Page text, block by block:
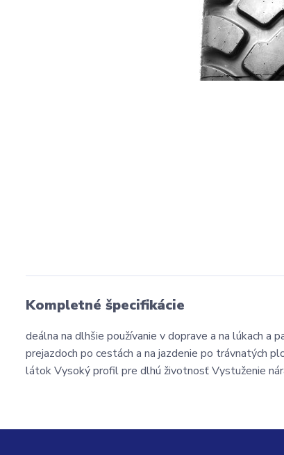
Kompletné špecifikácie
deálna na dlhšie používanie v doprave a na lúkach a
prejazdoch po cestách a na jazdenie po trávnatých
látok Vysoký profil pre dlhú životnosť Vystuženie